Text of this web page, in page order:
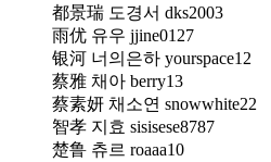
都景瑞 도경서 dks2003
雨优 유우 jjine0127
银河 너의은하 yourspace12
蔡雅 채아 berry13
蔡素妍 채소연 snowwhite22
智孝 지효 sisisese8787
楚鲁 츄르 roaaa10